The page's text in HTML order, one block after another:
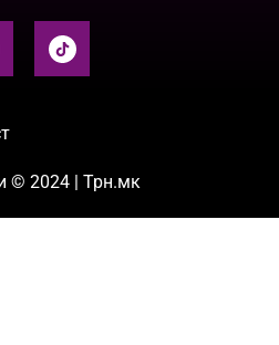
© 2024 | Трн.мк